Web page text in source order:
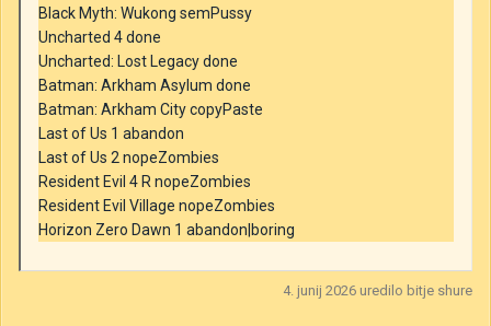
Black Myth: Wukong semPussy
Uncharted 4 done
Uncharted: Lost Legacy done
Batman: Arkham Asylum done
Batman: Arkham City copyPaste
Last of Us 1 abandon
Last of Us 2 nopeZombies
Resident Evil 4 R nopeZombies
Resident Evil Village nopeZombies
Horizon Zero Dawn 1 abandon|boring
4. junij 2026 uredilo bitje shure